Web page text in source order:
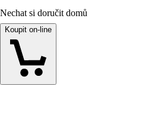
Nechat si doručit domů
Koupit on-line